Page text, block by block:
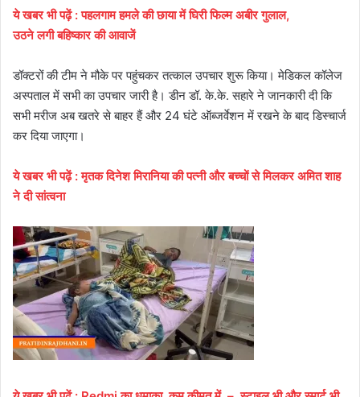
ये खबर भी पढ़ें : पहलगाम हमले की छाया में घिरी फिल्म अबीर गुलाल,
उठने लगी बहिष्कार की आवाजें
डॉक्टरों की टीम ने मौके पर पहुंचकर तत्काल उपचार शुरू किया। मेडिकल कॉलेज
अस्पताल में सभी का उपचार जारी है। डीन डॉ. के.के. सहारे ने जानकारी दी कि
सभी मरीज अब खतरे से बाहर हैं और 24 घंटे ऑब्जर्वेशन में रखने के बाद डिस्चार्ज
कर दिया जाएगा।
ये खबर भी पढ़ें : मृतक दिनेश मिरानिया की पत्नी और बच्चों से मिलकर अमित शाह
ने दी सांत्वना